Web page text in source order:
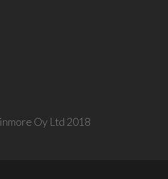
Oy Ltd 2018